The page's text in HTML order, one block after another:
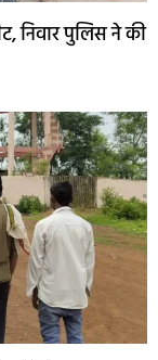
निवार पुलिस ने की